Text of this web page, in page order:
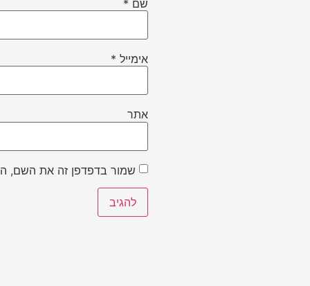
שם *
אימייל *
אתר
שמור בדפדפן זה את השם,